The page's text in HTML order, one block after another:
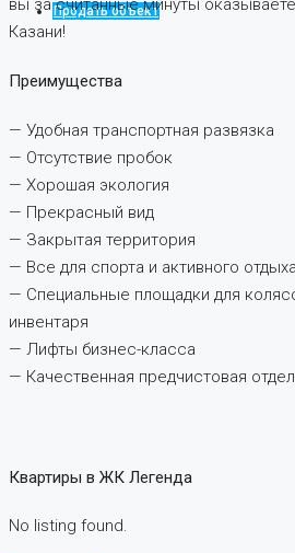
Продать объект
вы за считанные минуты
Казани!
Преимущества
— Удобная транспортная развязка
— Отсутствие пробок
— Хорошая экология
— Прекрасный вид
— Закрытая территория
— Все для спорта и активного отдыха
— Специальные площадки для
инвентаря
— Лифты бизнес-класса
— Качественная предчистовая
Квартиры в ЖК Легенда
No listing found.